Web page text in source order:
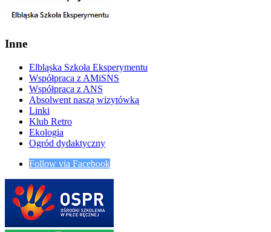
Inne
Elbląska Szkoła Eksperymentu
Współpraca z AMiSNS
Współpraca z ANS
Absolwent naszą wizytówką
Linki
Klub Retro
Ekologia
Ogród dydaktyczny
Follow via Facebook